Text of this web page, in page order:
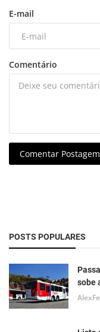
E-mail
Comentário
Comentar Postagem
POSTS POPULARES
sobe